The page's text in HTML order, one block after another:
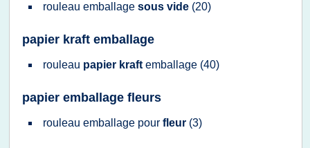
rouleau emballage sous vide (20)
papier kraft emballage
rouleau papier kraft emballage (40)
papier emballage fleurs
rouleau emballage pour fleur (3)